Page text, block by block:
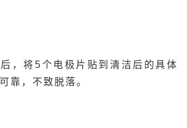
，将5个电极片贴到清洁后的具体
靠，不致脱落。